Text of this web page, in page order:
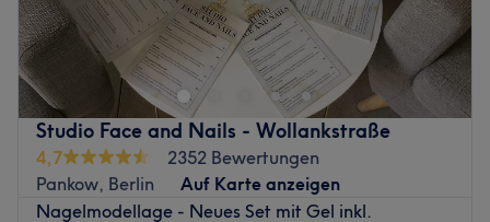
Studio Face and Nails - Wollankstraße
4,7
2352 Bewertungen
Pankow, Berlin
Auf Karte anzeigen
Nagelmodellage - Neues Set mit Gel inkl.